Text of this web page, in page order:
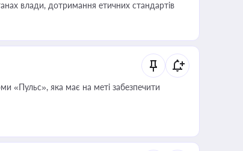
влади, дотримання етичних стандартів
«Пульс», яка має на меті забезпечити